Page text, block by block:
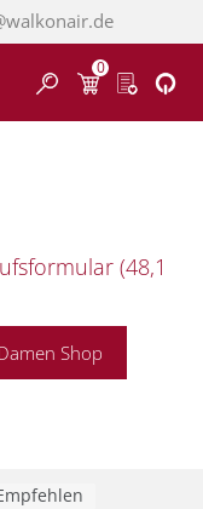
Finden
0
(48,1
Shop